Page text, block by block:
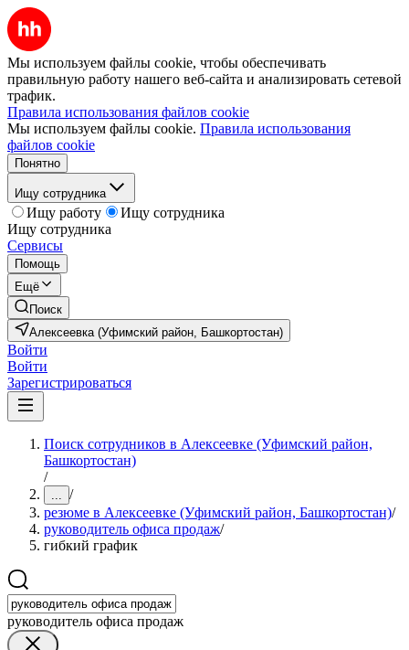
Мы используем файлы cookie, чтобы обеспечивать
правильную работу нашего веб-сайта и анализировать сетевой
трафик.
Правила использования файлов cookie
Мы используем файлы cookie. Правила использования
файлов cookie
Понятно
Ищу сотрудника
Ищу работу
Ищу сотрудника
Ищу сотрудника
Сервисы
Помощь
Ещё
Поиск
Алексеевка (Уфимский район, Башкортостан)
Войти
Войти
Зарегистрироваться
Поиск сотрудников в Алексеевке (Уфимский район,
Башкортостан)
/
... /
резюме в Алексеевке (Уфимский район, Башкортостан)/
руководитель офиса продаж/
гибкий график
руководитель офиса продаж